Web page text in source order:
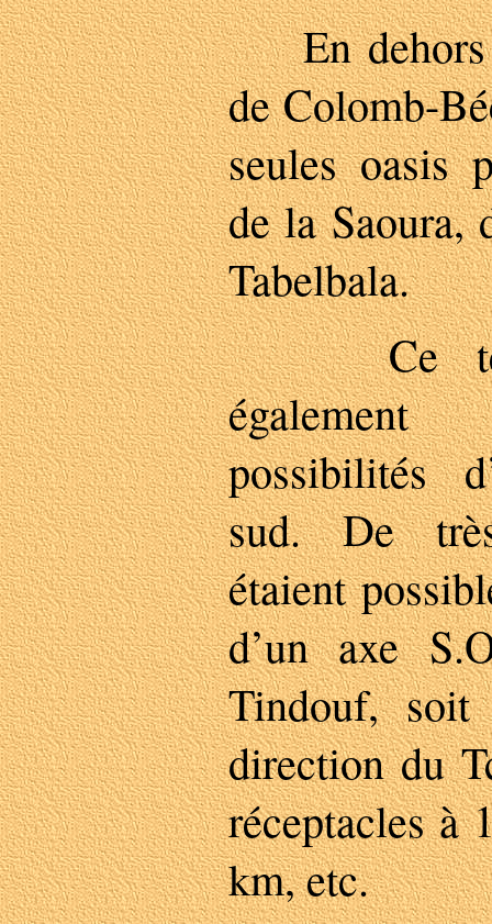
En dehors
de Colomb-
seules oasis
de la Saoura,
Tabelbala.
Ce
également
possibilités
sud. De
étaient
d’un axe
Tindouf, soit
direction du
réceptacles à
km, etc.